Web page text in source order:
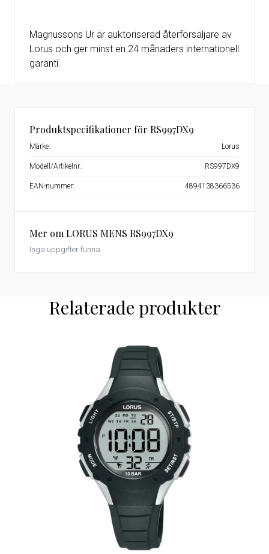
Magnussons Ur är auktoriserad återförsäljare av
Lorus och ger minst en 24 månaders internationell
garanti.
Mer om LORUS MENS RS997DX9
Inga uppgifter funna
Produktspecifikationer för RS997DX9
Märke: Lorus
Modell/Artikelnr.: RS997DX9
EAN-nummer: 4894138366536
Relaterade produkter